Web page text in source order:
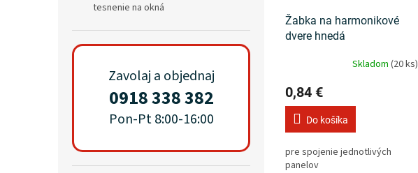
tesnenie na okná
Zavolaj a objednaj
0918 338 382
Pon-Pt 8:00-16:00
Žabka na harmonikové
dvere hnedá
Skladom (20 ks)
0,84 €
Do košíka
pre spojenie jednotlivých
panelov